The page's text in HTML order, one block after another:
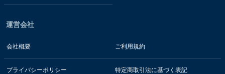
運営会社
会社概要 ご利用規約
プライバシーポリシー 特定商取引法に基づく表記